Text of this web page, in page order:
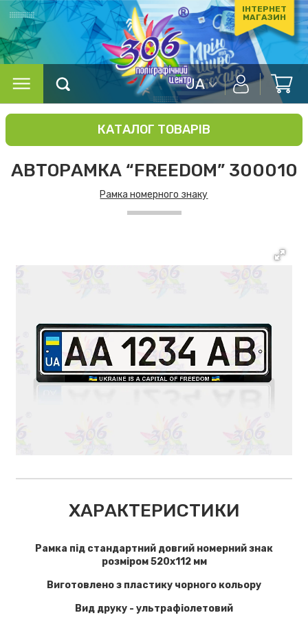
ІНТЕРНЕТ
МАГАЗИН
UA
КАТАЛОГ ТОВАРІВ
АВТОРАМКА “FREEDOM” 300010
Рамка номерного знаку
ХАРАКТЕРИСТИКИ
Рамка під стандартний довгий номерний знак
розміром 520х112 мм
Виготовлено з пластику чорного кольору
Вид друку - ультрафіолетовий